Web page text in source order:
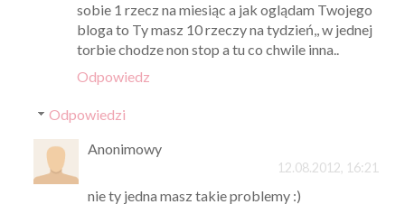
sobie 1 rzecz na miesiąc a jak oglądam Twojego
bloga to Ty masz 10 rzeczy na tydzień,, w jednej
torbie chodze non stop a tu co chwile inna..
Odpowiedz
Odpowiedzi
Anonimowy
12.08.2012, 16:21
nie ty jedna masz takie problemy :)